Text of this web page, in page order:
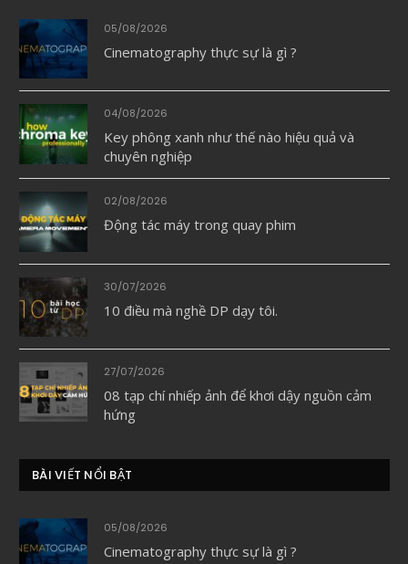
05/08/2026
Cinematography thực sự là gì ?
04/08/2026
Key phông xanh như thế nào hiệu quả và
chuyên nghiệp
02/08/2026
Động tác máy trong quay phim
30/07/2026
10 điều mà nghề DP dạy tôi.
27/07/2026
08 tạp chí nhiếp ảnh để khơi dậy nguồn cảm
hứng
BÀI VIẾT NỔI BẬT
05/08/2026
Cinematography thực sự là gì ?